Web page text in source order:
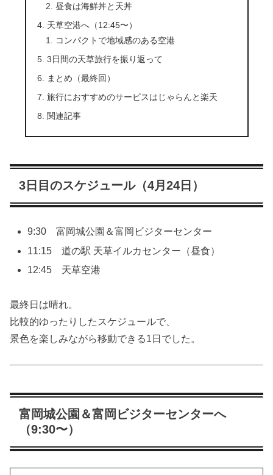
昼食は海鮮丼と天丼
天草空港へ（12:45〜）
コンパクトで地域感のある空港
3日間の天草旅行を振り返って
まとめ（最終回）
旅行におすすめのサービスはじゃらんと楽天
関連記事
3日目のスケジュール（4月24日）
9:30 富岡城公園＆富岡ビジターセンター
11:15 道の駅 天草イルカセンター（昼食）
12:45 天草空港
最終日は晴れ。
比較的ゆったりしたスケジュールで、
景色を楽しみながら移動できる1日でした。
富岡城公園＆富岡ビジターセンターへ
（9:30〜）